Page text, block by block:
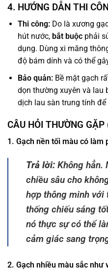
4. HƯỚNG DẪN THI
Thi công:Do là xương
hút nước, bắt buộcphải
dụng. Dùng xi măng
độ bám dính và có thể
Bảo quản:Bề mặt gạch
dọn thường xuyên và lau
dịch lau sàn trung tính
CÂU HỎI THƯỜNG GẶP
1. Gạch nền tối màu có làm
Trả lời: Không hẳn.
chiều sâu cho
hợp thông minh với
thống chiếu sáng
nó thực sự có thể
cảm giác sang
2. Gạch nhiều màu sắc như